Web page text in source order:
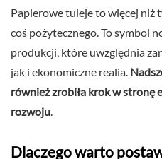
Papierowe tuleje to więcej niż
coś pożytecznego. To symbol
produkcji, które uwzględnia
jak i ekonomiczne realia.
również zrobiła krok w stronę
rozwoju.
Dlaczego warto